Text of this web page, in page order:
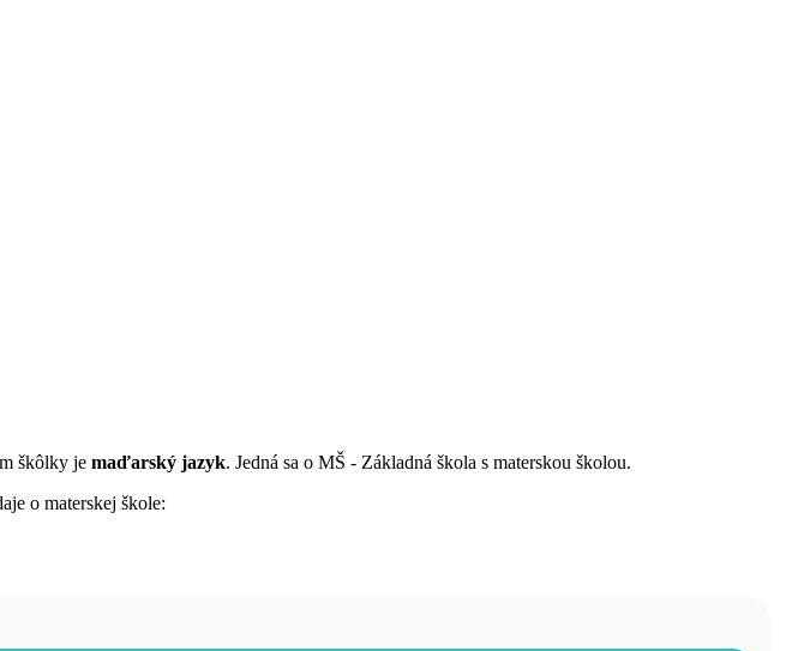
škôlky je maďarský jazyk. Jedná sa o MŠ - Základná škola s materskou školou.
o materskej škole: